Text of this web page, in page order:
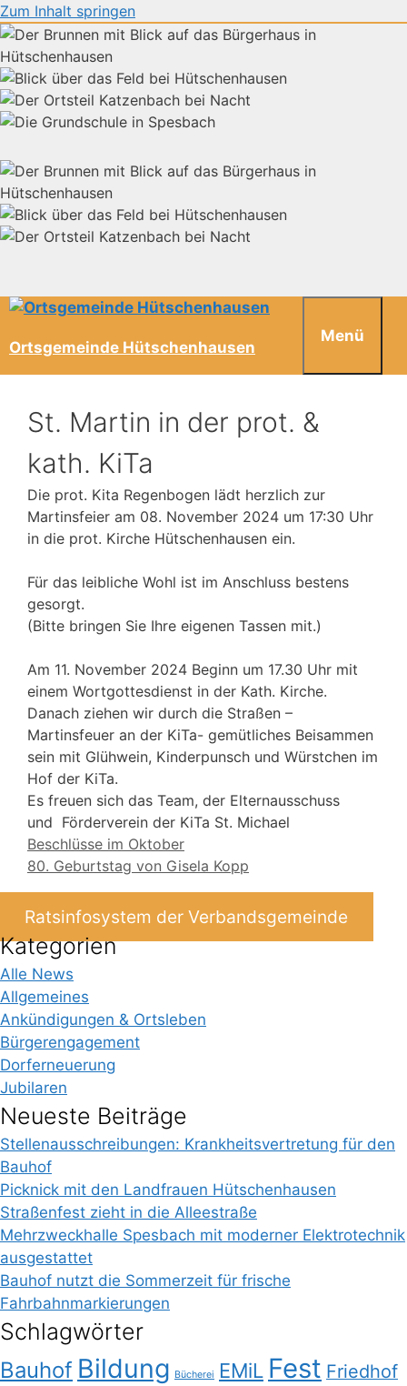
Zum Inhalt springen
Ortsgemeinde Hütschenhausen
Menü
St. Martin in der prot. &
kath. KiTa
Die prot. Kita Regenbogen lädt herzlich zur
Martinsfeier am 08. November 2024 um 17:30 Uhr
in die prot. Kirche Hütschenhausen ein.
Für das leibliche Wohl ist im Anschluss bestens
gesorgt.
(Bitte bringen Sie Ihre eigenen Tassen mit.)
Am 11. November 2024 Beginn um 17.30 Uhr mit
einem Wortgottesdienst in der Kath. Kirche.
Danach ziehen wir durch die Straßen –
Martinsfeuer an der KiTa- gemütliches Beisammen
sein mit Glühwein, Kinderpunsch und Würstchen im
Hof der KiTa.
Es freuen sich das Team, der Elternausschuss
und Förderverein der KiTa St. Michael
Beschlüsse im Oktober
80. Geburtstag von Gisela Kopp
Ratsinfosystem der Verbandsgemeinde
Kategorien
Alle News
Allgemeines
Ankündigungen & Ortsleben
Bürgerengagement
Dorferneuerung
Jubilaren
Neueste Beiträge
Stellenausschreibungen: Krankheitsvertretung für den
Bauhof
Picknick mit den Landfrauen Hütschenhausen
Straßenfest zieht in die Alleestraße
Mehrzweckhalle Spesbach mit moderner Elektrotechnik
ausgestattet
Bauhof nutzt die Sommerzeit für frische
Fahrbahnmarkierungen
Schlagwörter
Bauhof Bildung Bücherei EMiL Fest Friedhof